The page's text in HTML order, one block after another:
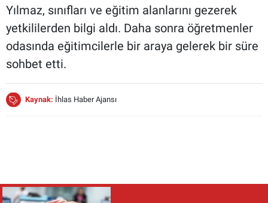
Yılmaz, sınıfları ve eğitim alanlarını gezerek
yetkililerden bilgi aldı. Daha sonra öğretmenler
odasında eğitimcilerle bir araya gelerek bir süre
sohbet etti.
Kaynak: İhlas Haber Ajansı